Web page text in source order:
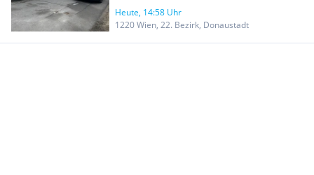
Heute, 14:58 Uhr
1220 Wien, 22. Bezirk, Donaustadt